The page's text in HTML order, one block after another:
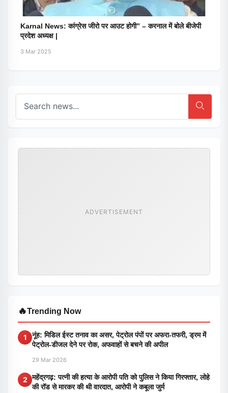
Karnal News: कांग्रेस जीरो पर आउट होगी” – करनाल में बोले बीजेपी
प्रदेश अध्यक्ष |
3 Mar 2025
ADVERTISEMENT
🔥Trending Now
1
नूंह: मिडिल ईस्ट तनाव का असर, पेट्रोल पंपों पर अफरा-तफरी, ड्रम में
पेट्रोल-डीजल देने पर रोक, अफवाहों से बचने की अपील
29 Mar 2026
2
महेंद्रगढ़: पत्नी की हत्या के आरोपी पति को पुलिस ने किया गिरफ्तार, लोहे
की रॉड से मारकर की थी वारदात, आरोपी ने कबूला जुर्म